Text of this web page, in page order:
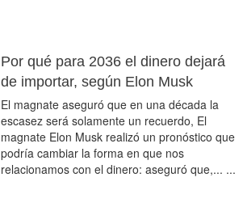
Por qué para 2036 el dinero dejará
de importar, según Elon Musk
El magnate aseguró que en una década la
escasez será solamente un recuerdo, El
magnate Elon Musk realizó un pronóstico que
podría cambiar la forma en que nos
relacionamos con el dinero: aseguró que,... ...